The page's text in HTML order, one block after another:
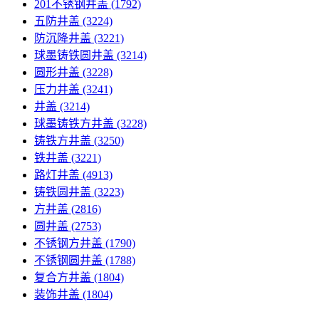
201不锈钢井盖 (1792)
五防井盖 (3224)
防沉降井盖 (3221)
球墨铸铁圆井盖 (3214)
圆形井盖 (3228)
压力井盖 (3241)
井盖 (3214)
球墨铸铁方井盖 (3228)
铸铁方井盖 (3250)
铁井盖 (3221)
路灯井盖 (4913)
铸铁圆井盖 (3223)
方井盖 (2816)
圆井盖 (2753)
不锈钢方井盖 (1790)
不锈钢圆井盖 (1788)
复合方井盖 (1804)
装饰井盖 (1804)